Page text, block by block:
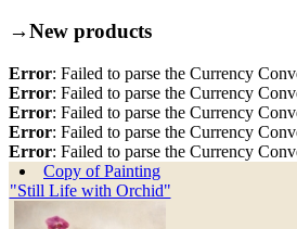
→New products
Error: Failed to parse the Currency
Error: Failed to parse the Currency
Error: Failed to parse the Currency
Error: Failed to parse the Currency
Error: Failed to parse the Currency
Copy of Painting
"Still Life with Orchid"